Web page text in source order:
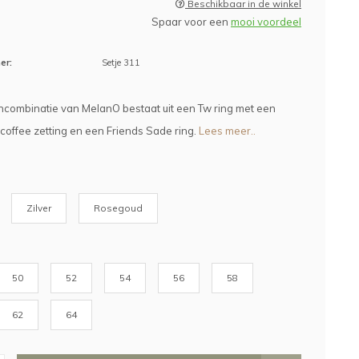
Beschikbaar in de winkel
Spaar voor een mooi voordeel
Setje 311
van MelanO bestaat uit een Tw ring met een
zetting en een Friends Sade ring. Lees meer..
Zilver Rosegoud
50 52 54 56 58
62 64